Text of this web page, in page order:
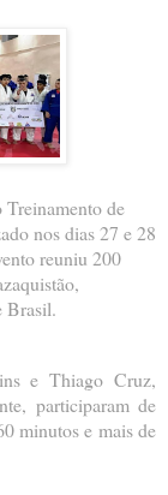
de
nos dias 27 e 28
reuniu 200
Brasil.
e Thiago Cruz,
participaram de
minutos e mais de